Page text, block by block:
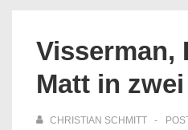
Visserman,
Matt in
CHRISTIAN SCHMITT